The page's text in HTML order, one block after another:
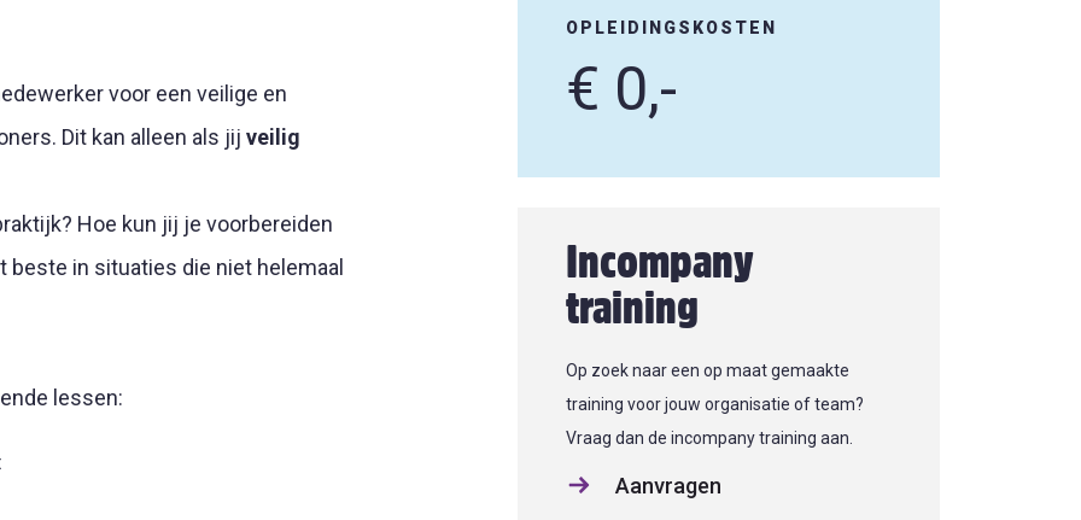
voor een veilige en
Dit kan alleen als jijveilig
Hoe kun jij je voorbereiden
beste in situaties die niet helemaal
lessen:
OPLEIDINGSKOSTEN
€ 0,-
Incompany
training
Op zoek naar een op maat gemaakte
training voor jouw organisatie of team?
Vraag dan de incompany training aan.
Aanvragen